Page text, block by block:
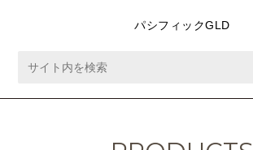
パシフィックGLD